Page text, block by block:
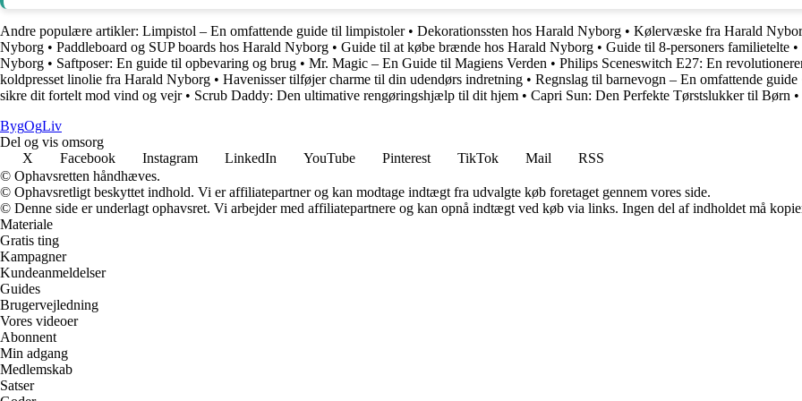
Andre populære artikler: Limpistol – En omfattende guide til limpistoler• Dekorationssten hos Harald Nyborg • Kølervæske fra Harald
Nyborg • Paddleboard og SUP boards hos Harald Nyborg • Guide til at købe brænde hos Harald Nyborg • Guide til 8-personers familietelte •
Nyborg • Saftposer: En guide til opbevaring og brug • Mr. Magic – En Guide til Magiens Verden • Philips Sceneswitch E27: En
koldpresset linolie fra Harald Nyborg • Havenisser tilføjer charme til din udendørs indretning • Regnslag til barnevogn – En omfattende guide
sikre dit fortelt mod vind og vejr• Scrub Daddy: Den ultimative rengøringshjælp til dit hjem • Capri Sun: Den Perfekte Tørstslukker til Børn •
BygOgLiv
Del og vis omsorg
X
Facebook Instagram LinkedIn YouTube Pinterest TikTok Mail
RSS
© Ophavsretten håndhæves.
© Ophavsretligt beskyttet indhold. Vi er affiliatepartner og kan modtage indtægt fra udvalgte køb foretaget gennem vores side.
© Denne side er underlagt ophavsret. Vi arbejder med affiliatepartnere og kan opnå indtægt ved køb via links. Ingen del af indholdet må
Materiale
Gratis ting
Kampagner
Kundeanmeldelser
Guides
Brugervejledning
Vores videoer
Abonnent
Min adgang
Medlemskab
Satser